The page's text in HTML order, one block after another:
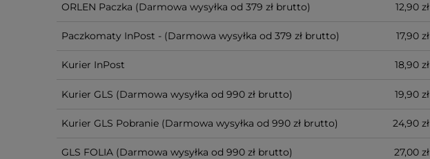
ORLEN Paczka (Darmowa wysyłka od 379 zł brutto) 12,90 zł
Paczkomaty InPost - (Darmowa wysyłka od 379 zł brutto) 17,90 zł
Kurier InPost 18,90 zł
Kurier GLS (Darmowa wysyłka od 990 zł brutto) 19,90 zł
Kurier GLS Pobranie (Darmowa wysyłka od 990 zł brutto) 24,90 zł
GLS FOLIA (Darmowa wysyłka od 990 zł brutto) 27,00 zł